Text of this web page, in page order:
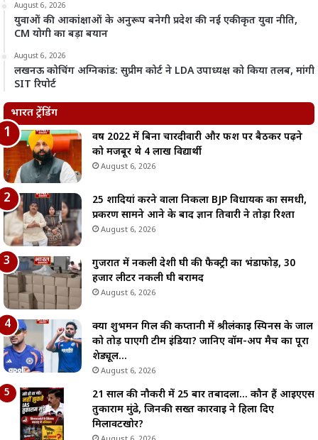
August 6, 2026
युवाओं की आकांक्षाओं के अनुरूप बनेगी प्रदेश की नई एकीकृत युवा नीति,
CM योगी का बड़ा बयान
August 6, 2026
लखनऊ कोचिंग अग्निकांड: सुप्रीम कोर्ट ने LDA उपाध्यक्ष को किया तलब, मांगी
SIT रिपोर्ट
भारत ट्रेंडिंग
वर्ष 2022 में बिना चारदीवारी और फर्श पर बैठकर पढ़ने
को मजबूर थे 4 लाख विद्यार्थी
August 6, 2026
25 शादियां करने वाला निकला BJP विधायक का समधी,
प्रकरण सामने आने के बाद ज्ञान तिवारी ने तोड़ा रिश्ता
August 6, 2026
गुजरात में नकली देशी घी की फैक्ट्री का भंडाफोड़, 30
हजार लीटर नकली घी बरामद
August 6, 2026
क्या शुभमन गिल की कप्तानी में श्रीलंकाई स्पिनर्स के जाल
को तोड़ पाएगी टीम इंडिया? जानिए वॉर्म-अप मैच का पूरा
शेड्यूल…
August 6, 2026
21 साल की नौकरी में 25 बार तबादला… कौन हैं आईएएस
तुकाराम मुंढे, जिनकी सख्त कार्रवाई ने हिला दिए
मिलावटखोर?